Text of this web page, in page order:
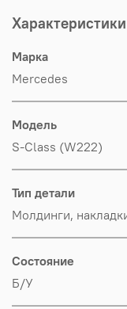
Характеристики
Марка
Mercedes
Модель
S-Class (W222)
Тип детали
Молдинги,
Состояние
Б/У